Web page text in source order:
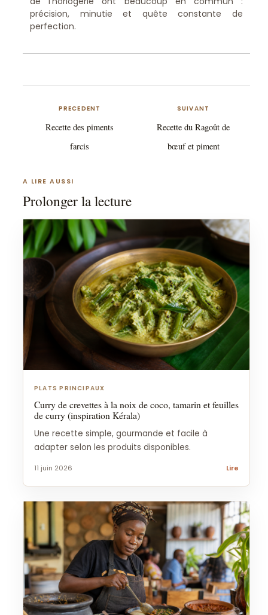
précision, minutie et quête constante de
perfection.
PRECEDENT
Recette des piments
farcis
SUIVANT
Recette du Ragoût de
bœuf et piment
A LIRE AUSSI
Prolonger la lecture
PLATS PRINCIPAUX
Curry de crevettes à la noix de coco, tamarin et feuilles
de curry (inspiration Kérala)
Une recette simple, gourmande et facile à
adapter selon les produits disponibles.
11 juin 2026 Lire